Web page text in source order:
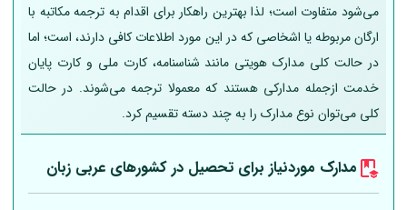
می‌شود متفاوت است؛ لذا بهترین راهکار برای اقدام به ترجمه مکاتبه با
ارگان مربوطه یا اشخاصی که در این مورد اطلاعات کافی دارند، است؛ اما
در حالت کلی مدارک هویتی مانند شناسنامه، کارت ملی و کارت پایان
خدمت ازجمله مدارکی هستند که معمولا ترجمه می‌شوند. در حالت
کلی می‌توان نوع مدارک را به چند دسته تقسیم کرد.
مدارک موردنیاز برای تحصیل در کشورهای عربی زبان